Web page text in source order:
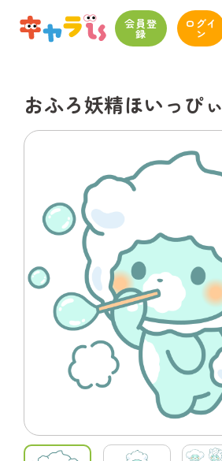
会員登
録
ログイ
ン
おふろ妖精ほいっぴぃ